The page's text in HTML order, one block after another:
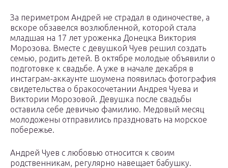
За периметром Андрей не страдал в одиночестве, а
вскоре обзавелся возлюбленной, которой стала
младшая на 17 лет уроженка Донецка Виктория
Морозова. Вместе с девушкой Чуев решил создать
семью, родить детей. В октябре молодые объявили о
подготовке к свадьбе. А уже в начале декабря в
инстаграм-аккаунте шоумена появилась фотография
свидетельства о бракосочетании Андрея Чуева и
Виктории Морозовой. Девушка после свадьбы
оставила себе девичью фамилию. Медовый месяц
молодожены отправились праздновать на морское
побережье.
Андрей Чуев с любовью относится к своим
родственникам, регулярно навещает бабушку.